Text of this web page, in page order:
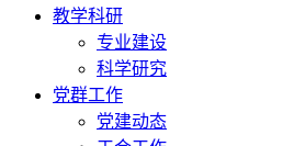
教学科研
专业建设
科学研究
党群工作
党建动态